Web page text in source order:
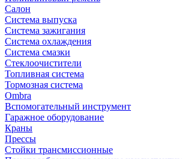
Салон
Система выпуска
Система зажигания
Система охлаждения
Система смазки
Стеклоочистители
Топливная система
Тормозная система
Ombra
Вспомогательный инструмент
Гаражное оборудование
Краны
Прессы
Стойки трансмиссионные